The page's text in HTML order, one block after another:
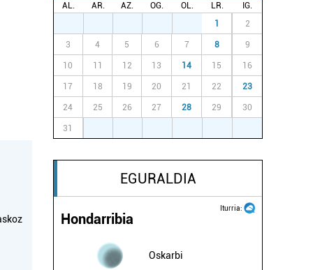
AL. AR. AZ. OG. OL. LR.
IG.
1 2
3 4 5 6 7 8 9
10 11 12 13 14 15 16
17 18 19 20 21 22 23
24 25 26 27 28 29 30
31
EGURALDIA
Iturria:
Hondarribia
Oskarbi